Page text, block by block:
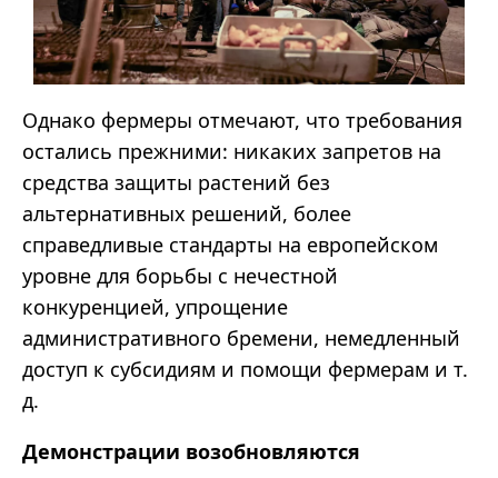
Однако фермеры отмечают, что требования
остались прежними: никаких запретов на
средства защиты растений без
альтернативных решений, более
справедливые стандарты на европейском
уровне для борьбы с нечестной
конкуренцией, упрощение
административного бремени, немедленный
доступ к субсидиям и помощи фермерам и т.
д.
Демонстрации возобновляются